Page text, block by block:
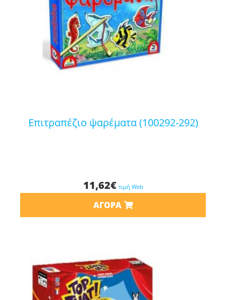
επιτραπέζιο ψαρέματα (100292-292)
11,62€ τιμή Web
ΑΓΟΡΆ